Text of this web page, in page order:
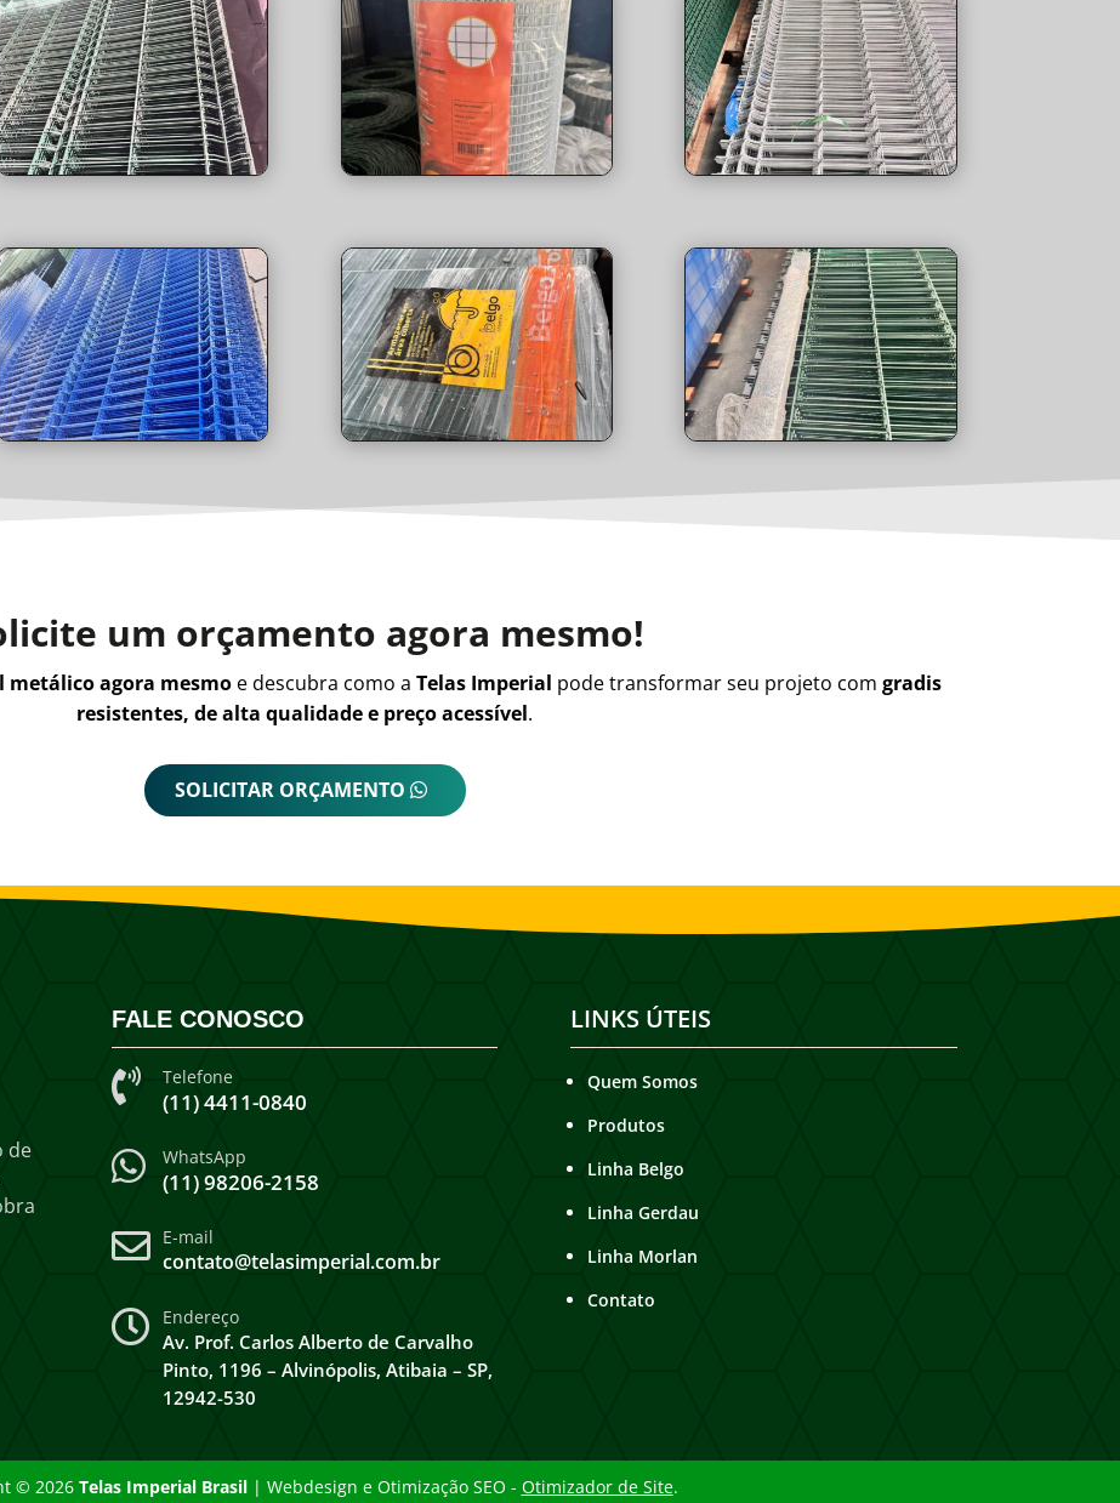
um orçamento agora mesmo!
metálico agora mesmo e descubra como a Telas Imperial pode transformar seu projeto com gradis
resistentes, de alta qualidade e preço acessível.
SOLICITAR ORÇAMENTO
de
FALE CONOSCO
 Telefone
(11) 4411-0840
 WhatsApp
(11) 98206-2158
 E-mail
contato@telasimperial.com.br
 Endereço
Av. Prof. Carlos Alberto de Carvalho
Pinto, 1196 – Alvinópolis, Atibaia – SP,
12942-530
LINKS ÚTEIS
Quem Somos
Produtos
Linha Belgo
Linha Gerdau
Linha Morlan
Contato
© 2026 Telas Imperial Brasil| Webdesign e Otimização SEO - Otimizador de Site.